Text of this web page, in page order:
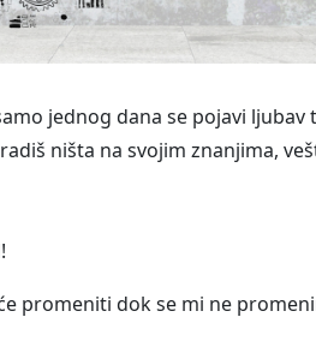
jednog dana se pojavi
ništa na svojim znanjima,
promeniti dok se mi ne